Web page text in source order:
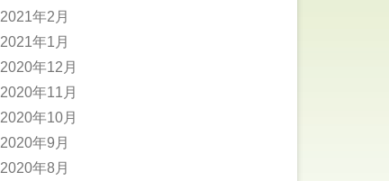
2021年2月
2021年1月
2020年12月
2020年11月
2020年10月
2020年9月
2020年8月